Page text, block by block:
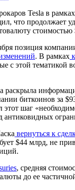
Tesla в рамках
что продолжает
стоимостью
позиция
. В рамках
с этой тематикой
раскрыла
биткоинов за
шаг
антиковидных
вернуться к
$44 млрд, не
, средняя
до ее